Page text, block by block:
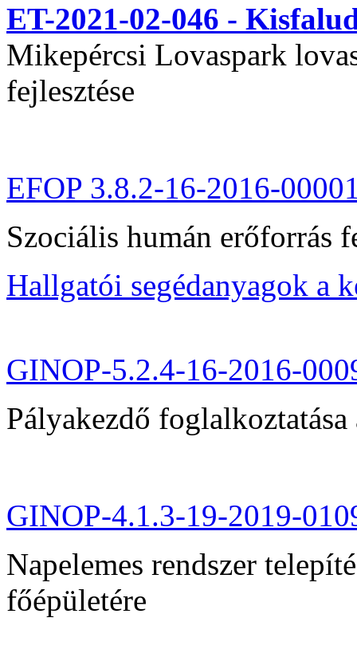
ET-2021-02-046 -
Mikepércsi Lovaspark
fejlesztése
EFOP 3.8.2-16-2016-
Szociális humán erőforrás
Hallgatói segédanyagok a
GINOP-5.2.4-16-2016-
Pályakezdő
GINOP-4.1.3-19-2019-
Napelemes rendszer
főépületére